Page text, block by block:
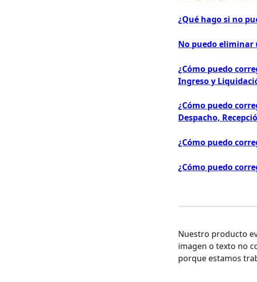
¿Qué hago si no
No puedo eliminar
¿Cómo puedo
Ingreso y
¿Cómo puedo
Despacho,
¿Cómo puedo
¿Cómo puedo
Nuestro producto
imagen o texto no
porque estamos